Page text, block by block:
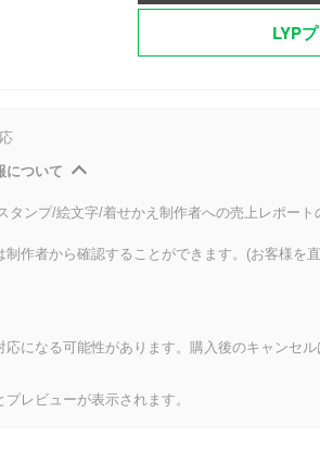
LYP
について
タンプ/絵文字/着せかえ制作者への売上レポー
制作者から確認することができます。(お客様を
になる可能性があります。購入後のキャンセル
レビューが表示されます。